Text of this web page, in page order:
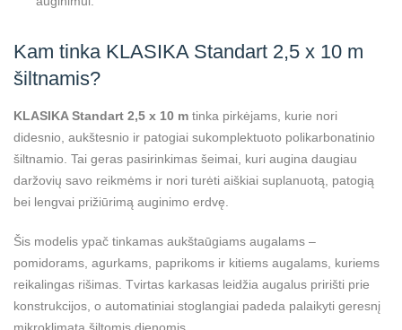
Kam tinka KLASIKA Standart 2,5 x 10 m
šiltnamis?
KLASIKA Standart 2,5 x 10 m tinka pirkėjams, kurie nori
didesnio, aukštesnio ir patogiai sukomplektuoto polikarbonatinio
šiltnamio. Tai geras pasirinkimas šeimai, kuri augina daugiau
daržovių savo reikmėms ir nori turėti aiškiai suplanuotą, patogią
bei lengvai prižiūrimą auginimo erdvę.
Šis modelis ypač tinkamas aukštaūgiams augalams –
pomidorams, agurkams, paprikoms ir kitiems augalams, kuriems
reikalingas rišimas. Tvirtas karkasas leidžia augalus pririšti prie
konstrukcijos, o automatiniai stoglangiai padeda palaikyti geresnį
mikroklimatą šiltomis dienomis.